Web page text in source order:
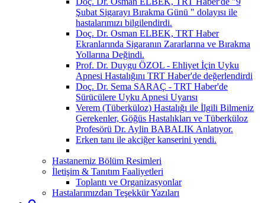
Şubat Sigarayı Bırakma Günü " dolayısı ile
hastalarımızı bilgilendirdi.
Doç. Dr. Osman ELBEK, TRT Haber
Ekranlarında Sigaranın Zararlarına ve Bırakma
Yollarına Değindi.
Prof. Dr. Duygu ÖZOL - Ehliyet İçin Uyku
Apnesi Hastalığını TRT Haber'de değerlendirdi
Doç. Dr. Sema SARAÇ - TRT Haber'de
Sürücülere Uyku Apnesi Uyarısı
Verem (Tüberküloz) Hastalığı ile İlgili Bilmeniz
Gerekenler, Göğüs Hastalıkları ve Tüberküloz
Profesörü Dr. Aylin BABALIK Anlatıyor.
Erken tanı ile akciğer kanserini yendi.
Hastanemiz Bölüm Resimleri
İletişim & Tanıtım Faaliyetleri
Toplantı ve Organizasyonlar
Hastalarımızdan Teşekkür Yazıları